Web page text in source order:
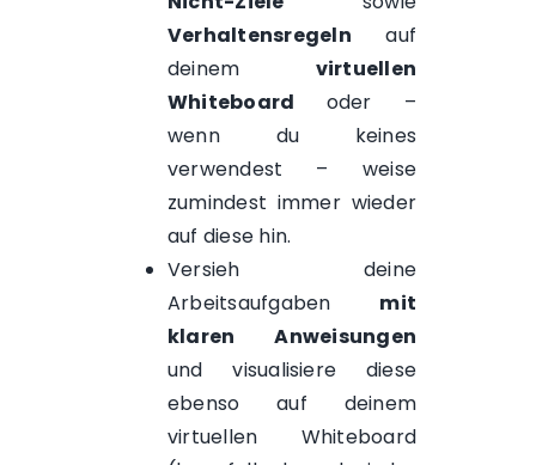
Verhaltensregelnauf
deinem virtuellen
Whiteboard oder –
wenn du keines
verwendest – weise
zumindest immer wieder
auf diese hin.
Versieh deine
Arbeitsaufgaben mit
klaren Anweisungen
und visualisiere diese
ebenso auf deinem
virtuellen Whiteboard